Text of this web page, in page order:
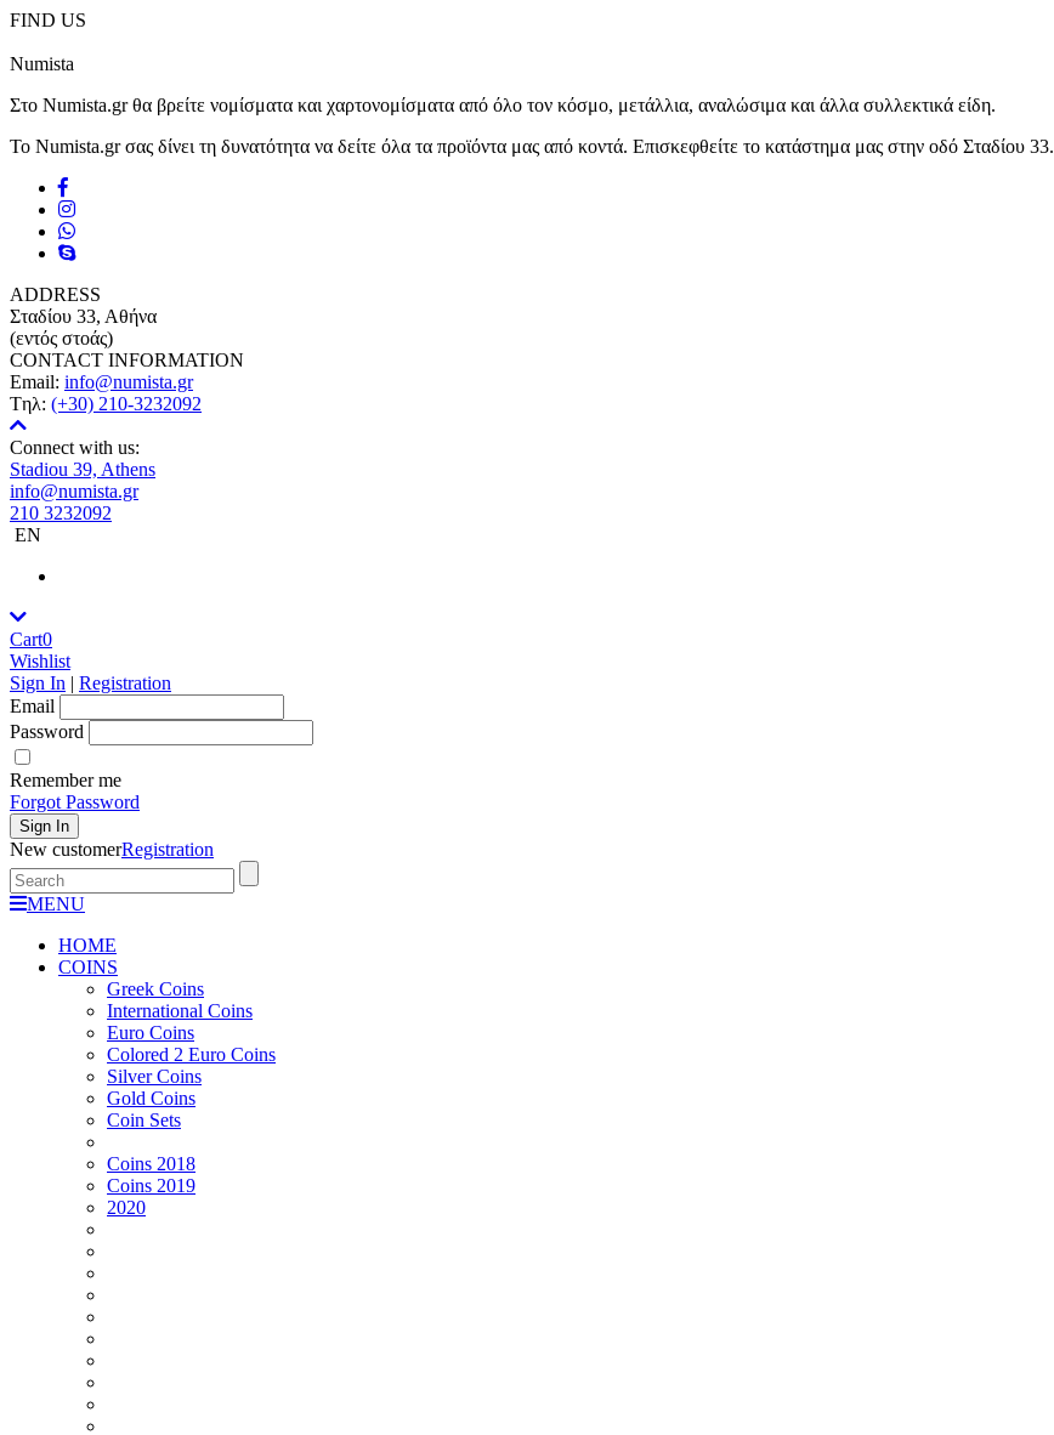
FIND US
Numista
Στο Numista.gr θα βρείτε νομίσματα και χαρτονομίσματα από όλο τον κόσμο, μετάλλια, αναλώσιμα και άλλα συλλεκτικά είδη.
Το Numista.gr σας δίνει τη δυνατότητα να δείτε όλα τα προϊόντα μας από κοντά. Επισκεφθείτε το κατάστημα μας στην οδό Σταδίου 33.
ADDRESS
Σταδίου 33, Αθήνα
(εντός στοάς)
CONTACT INFORMATION
Email: info@numista.gr
Tηλ: (+30) 210-3232092
Connect with us:
Stadiou 39, Athens
info@numista.gr
210 3232092
EN
Cart0
Wishlist
Sign In | Registration
Εmail
Password
Remember me
Forgot Password
Sign In
New customerRegistration
MENU
HOME
COINS
Greek Coins
International Coins
Euro Coins
Colored 2 Euro Coins
Silver Coins
Gold Coins
Coin Sets
Coins 2018
Coins 2019
2020